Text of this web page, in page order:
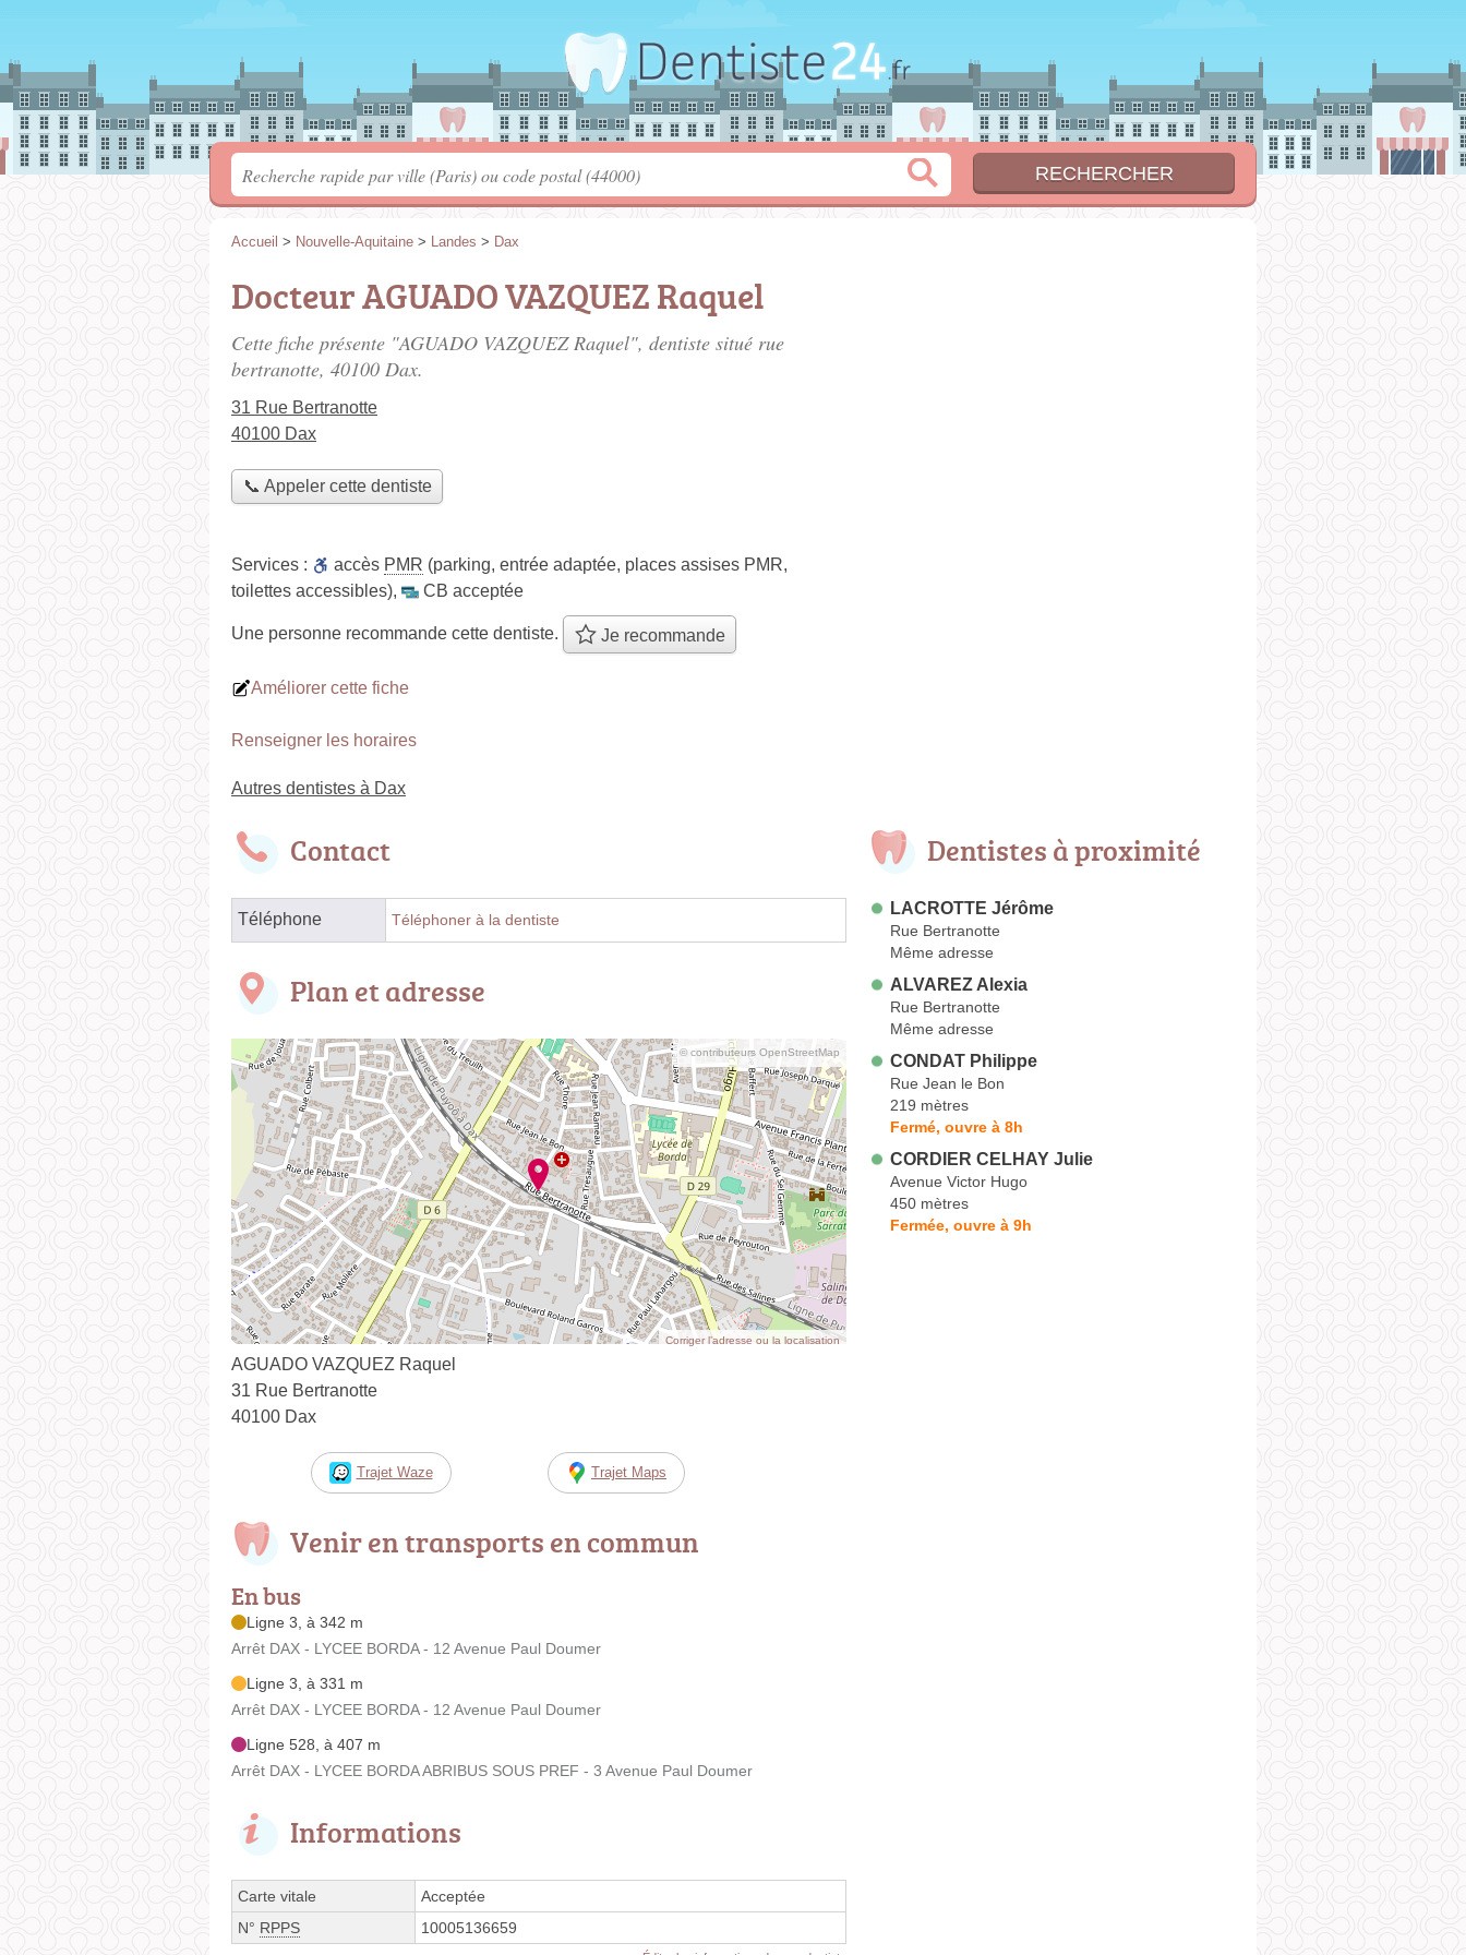
Accueil > Nouvelle-Aquitaine > Landes > Dax
Docteur AGUADO VAZQUEZ Raquel
Cette fiche présente "AGUADO VAZQUEZ Raquel", dentiste situé rue
bertranotte, 40100 Dax.
31 Rue Bertranotte
40100 Dax
📞 Appeler cette dentiste
Services : accès PMR (parking, entrée adaptée, places assises PMR,
toilettes accessibles), CB acceptée
Une personne recommande cette dentiste. Je recommande
Améliorer cette fiche
Renseigner les horaires
Autres dentistes à Dax
Contact
Téléphone Téléphoner à la dentiste
Plan et adresse
© contributeurs OpenStreetMap
Corriger l’adresse ou la localisation
AGUADO VAZQUEZ Raquel
31 Rue Bertranotte
40100 Dax
Trajet Waze Trajet Maps
Venir en transports en commun
En bus
Ligne 3, à 342 m
Arrêt DAX - LYCEE BORDA - 12 Avenue Paul Doumer
Ligne 3, à 331 m
Arrêt DAX - LYCEE BORDA - 12 Avenue Paul Doumer
Ligne 528, à 407 m
Arrêt DAX - LYCEE BORDA ABRIBUS SOUS PREF - 3 Avenue Paul Doumer
Informations
Carte vitale
Acceptée
N° RPPS 10005136659
Dentistes à proximité
LACROTTE Jérôme
Rue Bertranotte
Même adresse
ALVAREZ Alexia
Rue Bertranotte
Même adresse
CONDAT Philippe
Rue Jean le Bon
219 mètres
Fermé, ouvre à 8h
CORDIER CELHAY Julie
Avenue Victor Hugo
450 mètres
Fermée, ouvre à 9h